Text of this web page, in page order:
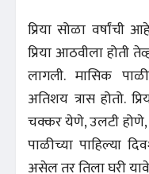
प्रिया सोळा
प्रिया आठवीला होती
लागली. मासिक
अतिशय त्रास होतो.
चक्कर येणे, उलटी होणे,
पाळीच्या पाहिल्या
असेल तर तिला घरी